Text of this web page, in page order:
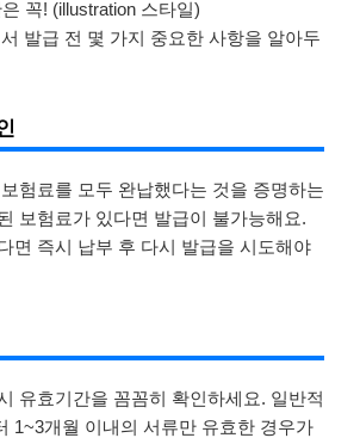
발급 전 몇 가지 중요한 사항을 알아두
험료를 모두 완납했다는 것을 증명하는
보험료가 있다면 발급이 불가능해요.
면 즉시 납부 후 다시 발급을 시도해야
유효기간을 꼼꼼히 확인하세요. 일반적
1~3개월 이내의 서류만 유효한 경우가